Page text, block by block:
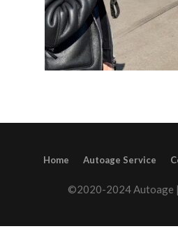
Home Autoage Service
©2020-2024 Autoage